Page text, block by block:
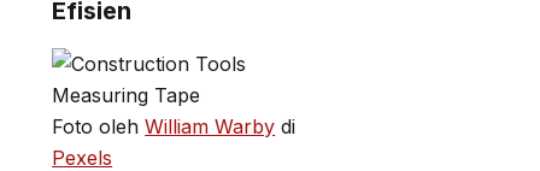
Efisien
Foto olehWilliam Warby di
Pexels